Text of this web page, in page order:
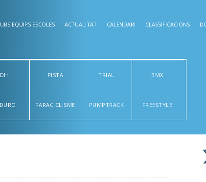
EQUIPS ESCOLES ACTUALITAT CALENDARI CLASSIFICACIONS
DH PISTA TRIAL BMX
PARACICLISME PUMPTRACK FREESTYLE